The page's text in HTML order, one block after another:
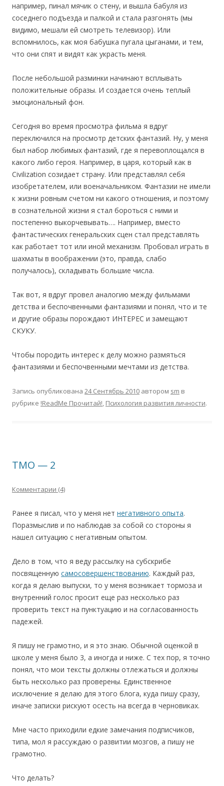
например, пинал мячик о стену, и вышла бабуля из
соседнего подъезда и палкой и стала разгонять (мы
видимо, мешали ей смотреть телевизор). Или
вспомнилось, как моя бабушка пугала цыганами, и тем,
что они спят и видят как украсть меня.
После небольшой разминки начинают всплывать
положительные образы. И создается очень теплый
эмоциональный фон.
Сегодня во время просмотра фильма я вдруг
переключился на просмотр детских фантазий. Ну, у меня
был набор любимых фантазий, где я перевоплощался в
какого либо героя. Например, в царя, который как в
Civilization созидает страну. Или представлял себя
изобретателем, или военачальником. Фантазии не имели
к жизни ровным счетом ни какого отношения, и поэтому
в сознательной жизни я стал бороться с ними и
постепенно выкорчевывать…. Например, вместо
фантастических генеральских сцен стал представлять
как работает тот или иной механизм. Пробовал играть в
шахматы в воображении (это, правда, слабо
получалось), складывать большие числа.
Так вот, я вдруг провел аналогию между фильмами
детства и беспочвенными фантазиями и понял, что и те
и другие образы порождают ИНТЕРЕС и замещают
СКУКУ.
Чтобы породить интерес к делу можно размяться
фантазиями и беспочвенными мечтами из детства.
Запись опубликована 24 Сентябрь 2010 автором sm в
рубрике !ReadMe Прочитай!, Психология развития личности.
ТМО — 2
Комментарии (4)
Ранее я писал, что у меня нет негативного опыта.
Поразмыслив и по наблюдав за собой со стороны я
нашел ситуацию с негативным опытом.
Дело в том, что я веду рассылку на субскрибе
посвященную самосовершенствованию. Каждый раз,
когда я делаю выпуски, то у меня возникает тормоза и
внутренний голос просит еще раз несколько раз
проверить текст на пунктуацию и на согласованность
падежей.
Я пишу не грамотно, и я это знаю. Обычной оценкой в
школе у меня было 3, а иногда и ниже. С тех пор, я точно
понял, что мои тексты должны отлежаться и должны
быть несколько раз проверены. Единственное
исключение я делаю для этого блога, куда пишу сразу,
иначе записки рискуют осесть на всегда в черновиках.
Мне часто приходили едкие замечания подписчиков,
типа, мол я рассуждаю о развитии мозгов, а пишу не
грамотно.
Что делать?